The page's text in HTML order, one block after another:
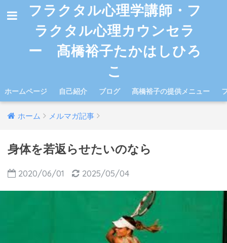
フラクタル心理学講師・フ
ラクタル心理カウンセラ
ー 髙橋裕子たかはしひろ
こ
ホームページ 自己紹介 ブログ 髙橋裕子の提供メニュー
ホーム メルマガ記事
身体を若返らせたいのなら
2020/06/01 2025/05/04